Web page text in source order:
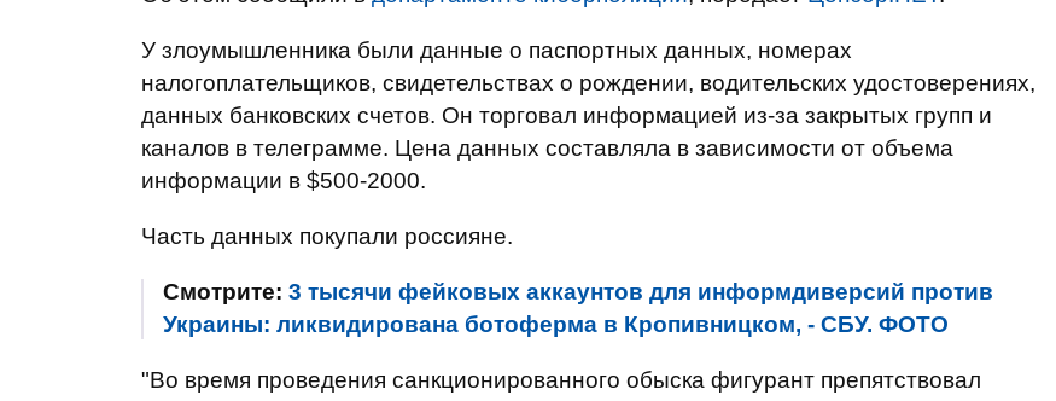
У злоумышленника были данные о паспортных данных, номерах
налогоплательщиков, свидетельствах о рождении, водительских удостоверениях,
данных банковских счетов. Он торговал информацией из-за закрытых групп и
каналов в телеграмме. Цена данных составляла в зависимости от объема
информации в $500-2000.
Часть данных покупали россияне.
Смотрите: 3 тысячи фейковых аккаунтов для информдиверсий против
Украины: ликвидирована ботоферма в Кропивницком, - СБУ. ФОТО
"Во время проведения санкционированного обыска фигурант препятствовал